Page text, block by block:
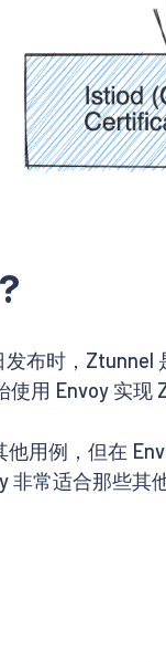
布时，
用 Envoy 实现
用例，但在
非常适合那些